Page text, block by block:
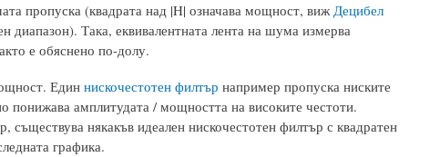
пропуска (квадрата над |H| означава мощност, вижДецибел
Така, еквивалентната лента на шума измерва
е обяснено по-долу.
Един нискочестотен филтър например пропуска ниските
амплитудата / мощността на високите честоти.
някакъв идеален нискочестотен филтър с квадратен
графика.